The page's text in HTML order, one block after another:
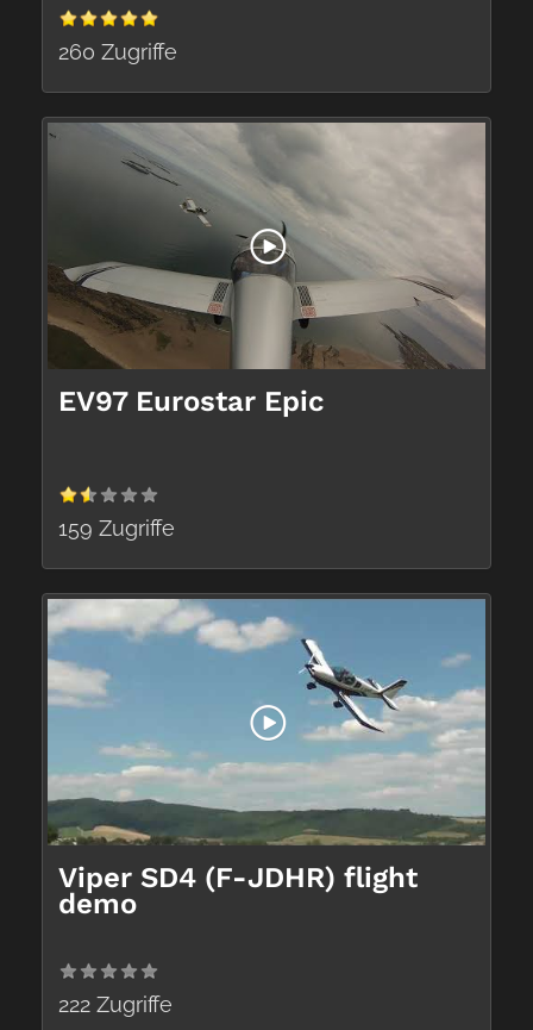
260 Zugriffe
EV97 Eurostar Epic
159 Zugriffe
Viper SD4 (F-JDHR) flight
demo
222 Zugriffe